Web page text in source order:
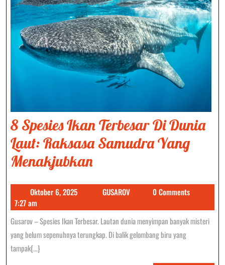
8 Spesies Ikan Terbesar Di Dunia
Laut: Raksasa Samudra Yang
Menakjubkan8
Ikan
Terbesar
Di
Oktober 6, 2025Oktober
2025
GUSAROVGUSAROV0 Comments
7:27 am
Gusarov – Spesies Ikan Terbesar. Lautan dunia menyimpan banyak misteri
yang belum sepenuhnya terungkap. Di balik gelombang biru yang
tampak{...}